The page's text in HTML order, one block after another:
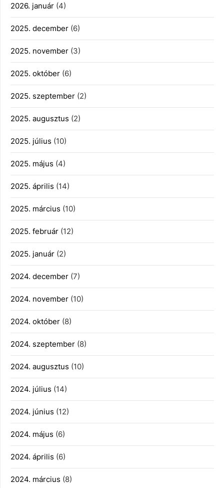
2026. január (4)
2025. december (6)
2025. november (3)
2025. október (6)
2025. szeptember (2)
2025. augusztus (2)
2025. július (10)
2025. május (4)
2025. április (14)
2025. március (10)
2025. február (12)
2025. január (2)
2024. december (7)
2024. november (10)
2024. október (8)
2024. szeptember (8)
2024. augusztus (10)
2024. július (14)
2024. június (12)
2024. május (6)
2024. április (6)
2024. március (8)